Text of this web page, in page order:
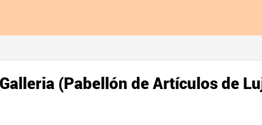
(Pabellón de Artículos de